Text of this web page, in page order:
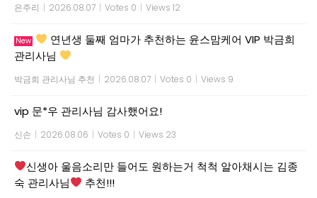
은주리 | 2026.08.07 | Votes 0 | Views 12
New
연년생 둘째 엄마가 추천하는 윤스맘케어 VIP 박금희
관리사님
박금희 관리사님 추천 | 2026.08.07 | Votes 0 | Views 9
vip 문*우 관리사님 감사했어요!
신손 | 2026.08.06 | Votes 0 | Views 23
신생아 울음소리만 들어도 원하는거 척척 알아채시는 김종
숙 관리사님
추천!!!